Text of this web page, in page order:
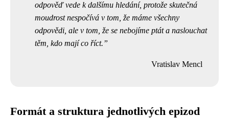
odpověď vede k dalšímu hledání, protože skutečná
moudrost nespočívá v tom, že máme všechny
odpovědi, ale v tom, že se nebojíme ptát a naslouchat
těm, kdo mají co říct.
Vratislav Mencl
Formát a struktura jednotlivých epizod